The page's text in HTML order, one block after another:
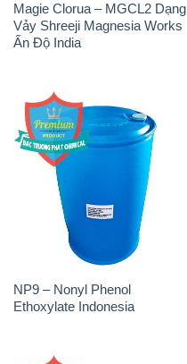
Magie Clorua – MGCL2 Dạng
Vảy Shreeji Magnesia Works
Ấn Độ India
NP9 – Nonyl Phenol
Ethoxylate Indonesia